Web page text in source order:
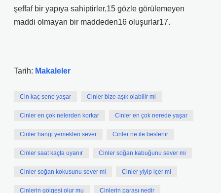
şeffaf bir yapıya sahiptirler,15 gözle görülemeyen
maddi olmayan bir maddeden16 oluşurlar17.
Tarih: Makaleler
Cin kaç sene yaşar Cinler bize aşık olabilir mi
Cinler en çok nelerden korkar Cinler en çok nerede yaşar
Cinler hangi yemekleri sever Cinler ne ile beslenir
Cinler saat kaçta uyanır Cinler soğan kabuğunu sever mi
Cinler soğan kokusunu sever mi Cinler yiyip içer mi
Cinlerin gölgesi olur mu Cinlerin parası nedir